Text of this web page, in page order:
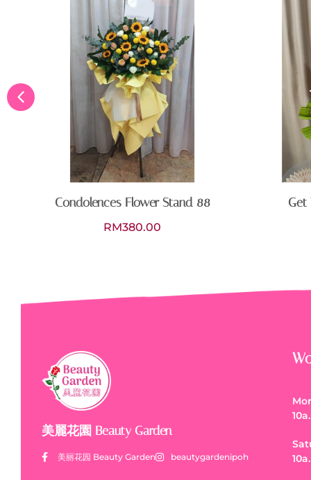
Condolences Flower Stand 88
RM380.00
Get
美麗花園 Beauty Garden
美丽花园 Beauty Garden beautygardenipoh